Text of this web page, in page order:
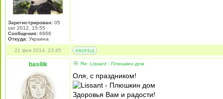
Зарегистрирован: 05
окт 2012, 15:55
Сообщения: 6666
Откуда: Украина
21 фев 2014, 23:45
basilik Re: Lissant - Плюшкин дом
Оля, с праздником!
Здоровья Вам и радости!